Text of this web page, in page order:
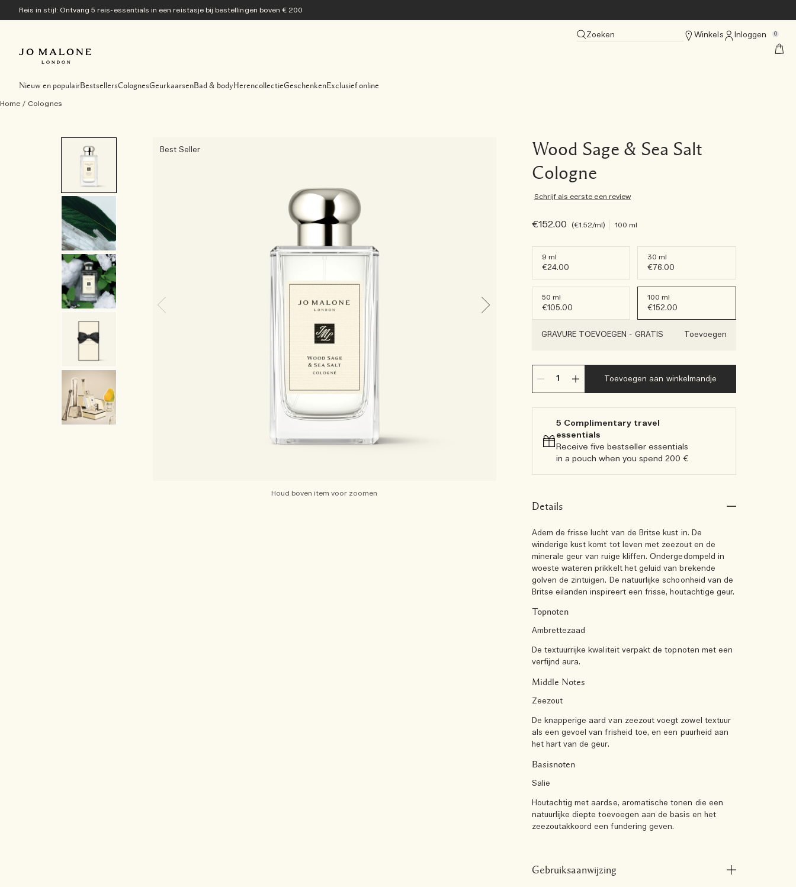
Reis in stijl: Ontvang 5 reis-essentials in een reistasje bij bestellingen boven € 200
Zoeken Winkels Inloggen 0
Nieuw en populairBestsellersColognesGeurkaarsenBad & bodyHerencollectieGeschenkenExclusief online
Home / Colognes
Wood Sage & Sea Salt
Cologne
Schrijf als eerste een review
Best Seller
Houd boven item voor zoomen
€152.00 €1.52/ml 100 ml
9 ml
€24.00
30 ml
€76.00
50 ml
€105.00
100 ml
€152.00
GRAVURE TOEVOEGEN - GRATIS Toevoegen
Toevoegen aan winkelmandje
5 Complimentary travel
essentials​
Receive five bestseller essentials
in a pouch when you spend 200 €
Details
Adem de frisse lucht van de Britse kust in. De
winderige kust komt tot leven met zeezout en de
minerale geur van ruige kliffen. Ondergedompeld in
woeste wateren prikkelt het geluid van brekende
golven de zintuigen. De natuurlijke schoonheid van de
Britse eilanden inspireert een frisse, houtachtige geur.
Topnoten
Ambrettezaad
De textuurrijke kwaliteit verpakt de topnoten met een
verfijnd aura.
Middle Notes
Zeezout
De knapperige aard van zeezout voegt zowel textuur
als een gevoel van frisheid toe, en een puurheid aan
het hart van de geur.
Basisnoten
Salie
Houtachtig met aardse, aromatische tonen die een
natuurlijke diepte toevoegen aan de basis en het
zeezoutakkoord een fundering geven.
Gebruiksaanwijzing